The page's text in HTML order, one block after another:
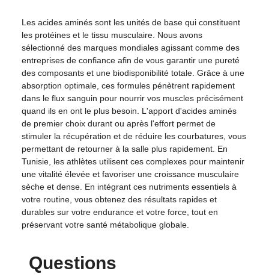
Les acides aminés sont les unités de base qui constituent
les protéines et le tissu musculaire. Nous avons
sélectionné des marques mondiales agissant comme des
entreprises de confiance afin de vous garantir une pureté
des composants et une biodisponibilité totale. Grâce à une
absorption optimale, ces formules pénètrent rapidement
dans le flux sanguin pour nourrir vos muscles précisément
quand ils en ont le plus besoin. L'apport d'acides aminés
de premier choix durant ou après l'effort permet de
stimuler la récupération et de réduire les courbatures, vous
permettant de retourner à la salle plus rapidement. En
Tunisie, les athlètes utilisent ces complexes pour maintenir
une vitalité élevée et favoriser une croissance musculaire
sèche et dense. En intégrant ces nutriments essentiels à
votre routine, vous obtenez des résultats rapides et
durables sur votre endurance et votre force, tout en
préservant votre santé métabolique globale.
Questions